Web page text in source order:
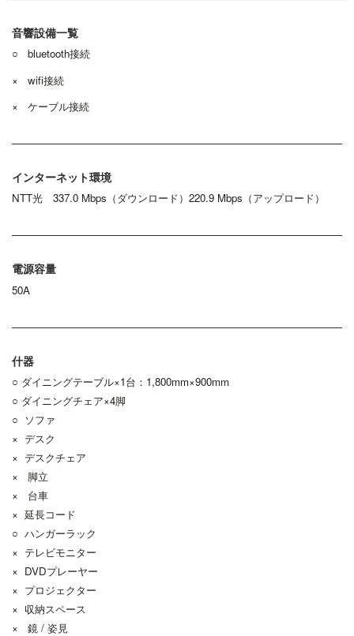
音響設備一覧
○ bluetooth接続
× wifi接続
× ケーブル接続
インターネット環境
NTT光 337.0 Mbps（ダウンロード）220.9 Mbps（アップロード）
電源容量
50A
什器
○ ダイニングテーブル×1台：1,800mm×900mm
○ ダイニングチェア×4脚
○ ソファ
× デスク
× デスクチェア
× 脚立
× 台車
× 延長コード
○ ハンガーラック
× テレビモニター
× DVDプレーヤー
× プロジェクター
× 収納スペース
× 鏡 / 姿見